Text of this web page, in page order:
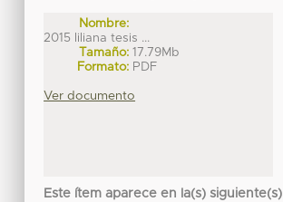
Nombre:
2015 liliana tesis ...
Tamaño: 17.79Mb
Formato: PDF
Ver documento
Este ítem aparece en la(s) siguiente(s)